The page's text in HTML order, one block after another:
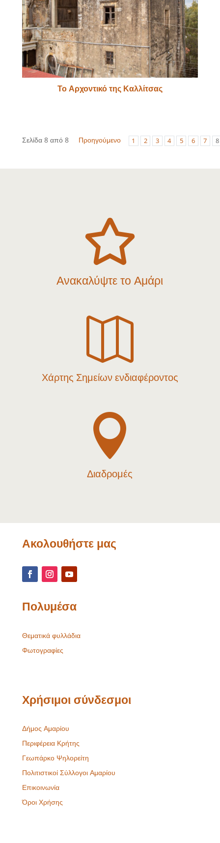
Το Αρχοντικό της Καλλίτσας
Σελίδα 8 από 8 Προηγούμενο 1 2 3 4 5 6 7 8

Ανακαλύψτε το Αμάρι

Χάρτης Σημείων ενδιαφέροντος

Διαδρομές
Ακολουθήστε μας
Πολυμέσα
Θεματικά φυλλάδια
Φωτογραφίες
Χρήσιμοι σύνδεσμοι
Δήμος Αμαρίου
Περιφέρεια Κρήτης
Γεωπάρκο Ψηλορείτη
Πολιτιστικοί Σύλλογοι Αμαρίου
Επικοινωνία
Όροι Χρήσης